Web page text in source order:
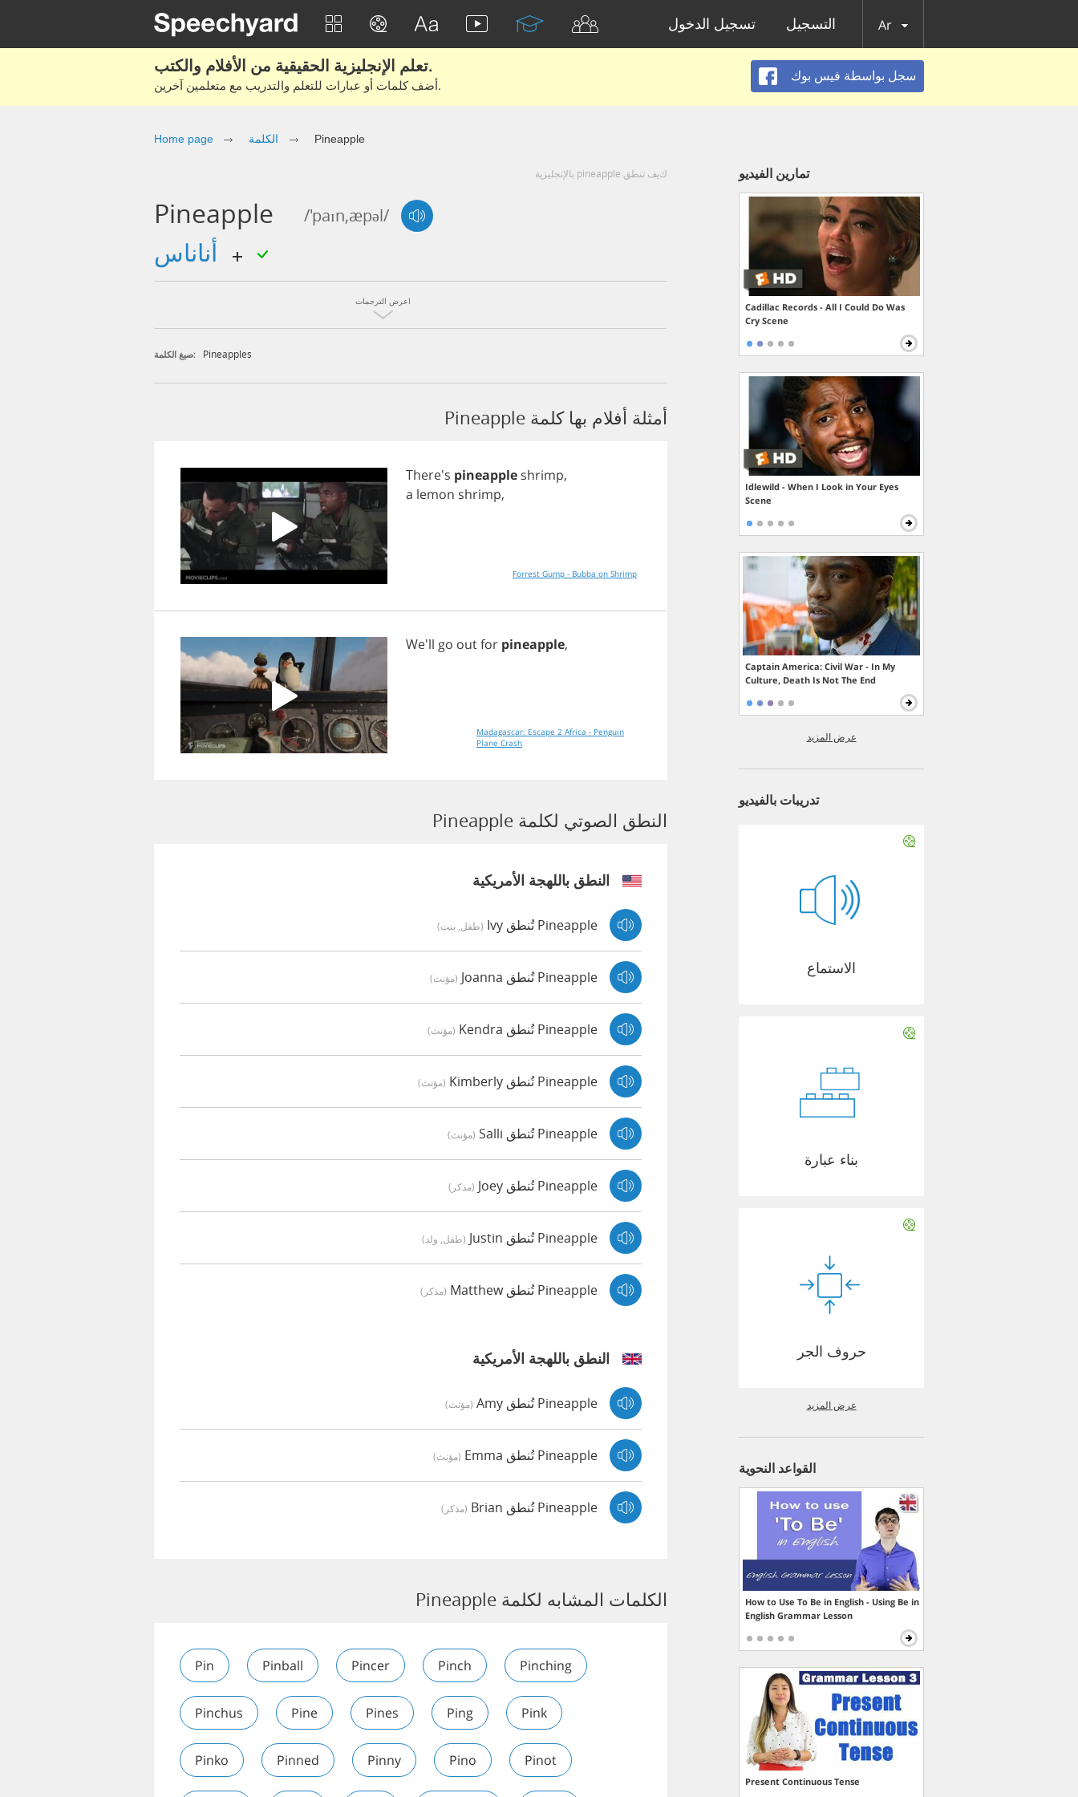
تسجيل الدخول التسجيل Ar
تعلم الإنجليزية الحقيقية من الأفلام والكتب.
أضف كلمات أو عبارات للتعلم والتدريب مع متعلمين آخرين.
سجل بواسطة فيس بوك
Home page الكلمة Pineapple
كيف تنطق pineapple بالإنجليزية
Pineapple /'paɪn,æpəl/
اعرض الترجمات
صيغ الكلمة: Pineapples
أمثلة أفلام بها كلمة Pineapple
There's pineapple shrimp,
a lemon shrimp,
Forrest Gump - Bubba on Shrimp
We'll go outfor pineapple,
Madagascar: Escape 2 Africa - Penguin
Plane Crash
النطق الصوتي لكلمة Pineapple
النطق باللهجة الأمريكية
Pineapple تُنطق Ivy (طفل, بنت)
Pineapple تُنطق Joanna (مؤنث)
Pineapple تُنطق Kendra (مؤنث)
Pineapple تُنطق Kimberly (مؤنث)
Pineapple تُنطق Salli (مؤنث)
Pineapple تُنطق Joey (مذكر)
Pineapple تُنطق Justin (طفل, ولد)
Pineapple تُنطق Matthew (مذكر)
النطق باللهجة الأمريكية
Pineapple تُنطق Amy (مؤنث)
Pineapple تُنطق Emma (مؤنث)
Pineapple تُنطق Brian (مذكر)
الكلمات المشابه لكلمة Pineapple
Pin Pinball Pincer Pinch Pinching
Pinchus Pine Pines Ping Pink
Pinko Pinned Pinny Pino Pinot
تمارين الفيديو
Cadillac Records - All I Could Do Was
Cry Scene
Idlewild - When I Look in Your Eyes
Scene
Captain America: Civil War - In My
Culture, Death Is Not The End
عرض المزيد
تدريبات بالفيديو
الاستماع
بناء عبارة
حروف الجر
عرض المزيد
القواعد النحوية
How to Use To Be in English - Using Be in
English Grammar Lesson
Present Continuous Tense